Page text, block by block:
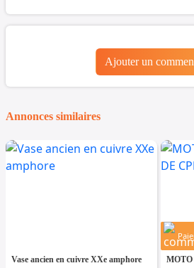
Ajouter un
Annonces similaires
Vase ancien en cuivre XXe amphore